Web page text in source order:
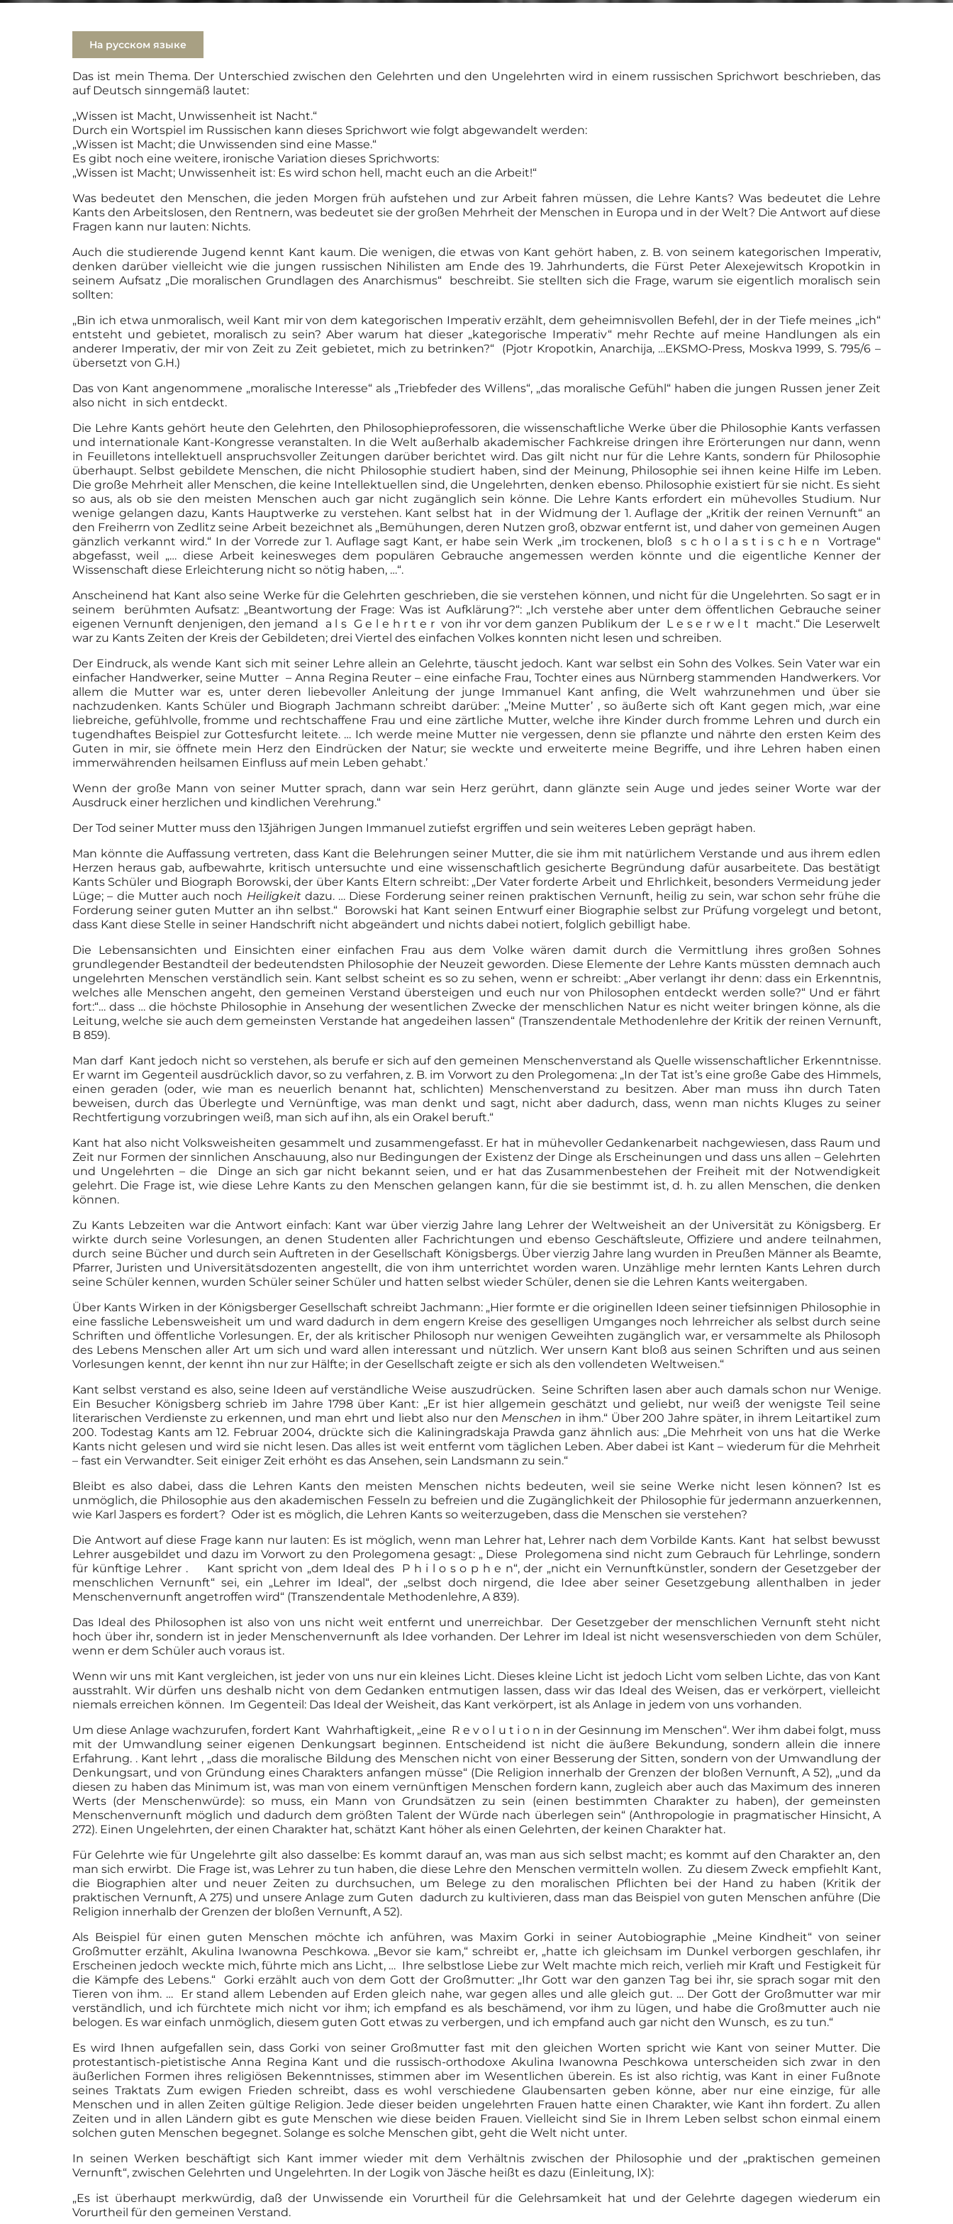
На русском языке
Das ist mein Thema. Der Unterschied zwischen den Gelehrten und den Ungelehrten wird in einem russischen Sprichwort beschrieben, das
auf Deutsch sinngemäß lautet:
„Wissen ist Macht, Unwissenheit ist Nacht.“
Durch ein Wortspiel im Russischen kann dieses Sprichwort wie folgt abgewandelt werden:
„Wissen ist Macht; die Unwissenden sind eine Masse.“
Es gibt noch eine weitere, ironische Variation dieses Sprichworts:
„Wissen ist Macht; Unwissenheit ist: Es wird schon hell, macht euch an die Arbeit!“
Was bedeutet den Menschen, die jeden Morgen früh aufstehen und zur Arbeit fahren müssen, die Lehre Kants? Was bedeutet die Lehre
Kants den Arbeitslosen, den Rentnern, was bedeutet sie der großen Mehrheit der Menschen in Europa und in der Welt? Die Antwort auf diese
Fragen kann nur lauten: Nichts.
Auch die studierende Jugend kennt Kant kaum. Die wenigen, die etwas von Kant gehört haben, z. B. von seinem kategorischen Imperativ,
denken darüber vielleicht wie die jungen russischen Nihilisten am Ende des 19. Jahrhunderts, die Fürst Peter Alexejewitsch Kropotkin in
seinem Aufsatz „Die moralischen Grundlagen des Anarchismus“ beschreibt. Sie stellten sich die Frage, warum sie eigentlich moralisch sein
sollten:
„Bin ich etwa unmoralisch, weil Kant mir von dem kategorischen Imperativ erzählt, dem geheimnisvollen Befehl, der in der Tiefe meines „ich“
entsteht und gebietet, moralisch zu sein? Aber warum hat dieser „kategorische Imperativ“ mehr Rechte auf meine Handlungen als ein
anderer Imperativ, der mir von Zeit zu Zeit gebietet, mich zu betrinken?“ (Pjotr Kropotkin, Anarchija, …EKSMO-Press, Moskva 1999, S. 795/6 –
übersetzt von G.H.)
Das von Kant angenommene „moralische Interesse“ als „Triebfeder des Willens“, „das moralische Gefühl“ haben die jungen Russen jener Zeit
also nicht in sich entdeckt.
Die Lehre Kants gehört heute den Gelehrten, den Philosophieprofessoren, die wissenschaftliche Werke über die Philosophie Kants verfassen
und internationale Kant-Kongresse veranstalten. In die Welt außerhalb akademischer Fachkreise dringen ihre Erörterungen nur dann, wenn
in Feuilletons intellektuell anspruchsvoller Zeitungen darüber berichtet wird. Das gilt nicht nur für die Lehre Kants, sondern für Philosophie
überhaupt. Selbst gebildete Menschen, die nicht Philosophie studiert haben, sind der Meinung, Philosophie sei ihnen keine Hilfe im Leben.
Die große Mehrheit aller Menschen, die keine Intellektuellen sind, die Ungelehrten, denken ebenso. Philosophie existiert für sie nicht. Es sieht
so aus, als ob sie den meisten Menschen auch gar nicht zugänglich sein könne. Die Lehre Kants erfordert ein mühevolles Studium. Nur
wenige gelangen dazu, Kants Hauptwerke zu verstehen. Kant selbst hat in der Widmung der 1. Auflage der „Kritik der reinen Vernunft“ an
den Freiherrn von Zedlitz seine Arbeit bezeichnet als „Bemühungen, deren Nutzen groß, obzwar entfernt ist, und daher von gemeinen Augen
gänzlich verkannt wird.“ In der Vorrede zur 1. Auflage sagt Kant, er habe sein Werk „im trockenen, bloß s c h o l a s t i s c h e n Vortrage“
abgefasst, weil „… diese Arbeit keinesweges dem populären Gebrauche angemessen werden könnte und die eigentliche Kenner der
Wissenschaft diese Erleichterung nicht so nötig haben, …“.
Anscheinend hat Kant also seine Werke für die Gelehrten geschrieben, die sie verstehen können, und nicht für die Ungelehrten. So sagt er in
seinem berühmten Aufsatz: „Beantwortung der Frage: Was ist Aufklärung?“: „Ich verstehe aber unter dem öffentlichen Gebrauche seiner
eigenen Vernunft denjenigen, den jemand a l s G e l e h r t e r von ihr vor dem ganzen Publikum der L e s e r w e l t macht.“ Die Leserwelt
war zu Kants Zeiten der Kreis der Gebildeten; drei Viertel des einfachen Volkes konnten nicht lesen und schreiben.
Der Eindruck, als wende Kant sich mit seiner Lehre allein an Gelehrte, täuscht jedoch. Kant war selbst ein Sohn des Volkes. Sein Vater war ein
einfacher Handwerker, seine Mutter – Anna Regina Reuter – eine einfache Frau, Tochter eines aus Nürnberg stammenden Handwerkers. Vor
allem die Mutter war es, unter deren liebevoller Anleitung der junge Immanuel Kant anfing, die Welt wahrzunehmen und über sie
nachzudenken. Kants Schüler und Biograph Jachmann schreibt darüber: „’Meine Mutter’ , so äußerte sich oft Kant gegen mich, ‚war eine
liebreiche, gefühlvolle, fromme und rechtschaffene Frau und eine zärtliche Mutter, welche ihre Kinder durch fromme Lehren und durch ein
tugendhaftes Beispiel zur Gottesfurcht leitete. … Ich werde meine Mutter nie vergessen, denn sie pflanzte und nährte den ersten Keim des
Guten in mir, sie öffnete mein Herz den Eindrücken der Natur; sie weckte und erweiterte meine Begriffe, und ihre Lehren haben einen
immerwährenden heilsamen Einfluss auf mein Leben gehabt.’
Wenn der große Mann von seiner Mutter sprach, dann war sein Herz gerührt, dann glänzte sein Auge und jedes seiner Worte war der
Ausdruck einer herzlichen und kindlichen Verehrung.“
Der Tod seiner Mutter muss den 13jährigen Jungen Immanuel zutiefst ergriffen und sein weiteres Leben geprägt haben.
Man könnte die Auffassung vertreten, dass Kant die Belehrungen seiner Mutter, die sie ihm mit natürlichem Verstande und aus ihrem edlen
Herzen heraus gab, aufbewahrte, kritisch untersuchte und eine wissenschaftlich gesicherte Begründung dafür ausarbeitete. Das bestätigt
Kants Schüler und Biograph Borowski, der über Kants Eltern schreibt: „Der Vater forderte Arbeit und Ehrlichkeit, besonders Vermeidung jeder
Lüge; – die Mutter auch noch Heiligkeitdazu. … Diese Forderung seiner reinen praktischen Vernunft, heilig zu sein, war schon sehr frühe die
Forderung seiner guten Mutter an ihn selbst.“ Borowski hat Kant seinen Entwurf einer Biographie selbst zur Prüfung vorgelegt und betont,
dass Kant diese Stelle in seiner Handschrift nicht abgeändert und nichts dabei notiert, folglich gebilligt habe.
Die Lebensansichten und Einsichten einer einfachen Frau aus dem Volke wären damit durch die Vermittlung ihres großen Sohnes
grundlegender Bestandteil der bedeutendsten Philosophie der Neuzeit geworden. Diese Elemente der Lehre Kants müssten demnach auch
ungelehrten Menschen verständlich sein. Kant selbst scheint es so zu sehen, wenn er schreibt: „Aber verlangt ihr denn: dass ein Erkenntnis,
welches alle Menschen angeht, den gemeinen Verstand übersteigen und euch nur von Philosophen entdeckt werden solle?“ Und er fährt
fort:“… dass … die höchste Philosophie in Ansehung der wesentlichen Zwecke der menschlichen Natur es nicht weiter bringen könne, als die
Leitung, welche sie auch dem gemeinsten Verstande hat angedeihen lassen“ (Transzendentale Methodenlehre der Kritik der reinen Vernunft,
B 859).
Man darf Kant jedoch nicht so verstehen, als berufe er sich auf den gemeinen Menschenverstand als Quelle wissenschaftlicher Erkenntnisse.
Er warnt im Gegenteil ausdrücklich davor, so zu verfahren, z. B. im Vorwort zu den Prolegomena: „In der Tat ist’s eine große Gabe des Himmels,
einen geraden (oder, wie man es neuerlich benannt hat, schlichten) Menschenverstand zu besitzen. Aber man muss ihn durch Taten
beweisen, durch das Überlegte und Vernünftige, was man denkt und sagt, nicht aber dadurch, dass, wenn man nichts Kluges zu seiner
Rechtfertigung vorzubringen weiß, man sich auf ihn, als ein Orakel beruft.“
Kant hat also nicht Volksweisheiten gesammelt und zusammengefasst. Er hat in mühevoller Gedankenarbeit nachgewiesen, dass Raum und
Zeit nur Formen der sinnlichen Anschauung, also nur Bedingungen der Existenz der Dinge als Erscheinungen und dass uns allen – Gelehrten
und Ungelehrten – die Dinge an sich gar nicht bekannt seien, und er hat das Zusammenbestehen der Freiheit mit der Notwendigkeit
gelehrt. Die Frage ist, wie diese Lehre Kants zu den Menschen gelangen kann, für die sie bestimmt ist, d. h. zu allen Menschen, die denken
können.
Zu Kants Lebzeiten war die Antwort einfach: Kant war über vierzig Jahre lang Lehrer der Weltweisheit an der Universität zu Königsberg. Er
wirkte durch seine Vorlesungen, an denen Studenten aller Fachrichtungen und ebenso Geschäftsleute, Offiziere und andere teilnahmen,
durch seine Bücher und durch sein Auftreten in der Gesellschaft Königsbergs. Über vierzig Jahre lang wurden in Preußen Männer als Beamte,
Pfarrer, Juristen und Universitätsdozenten angestellt, die von ihm unterrichtet worden waren. Unzählige mehr lernten Kants Lehren durch
seine Schüler kennen, wurden Schüler seiner Schüler und hatten selbst wieder Schüler, denen sie die Lehren Kants weitergaben.
Über Kants Wirken in der Königsberger Gesellschaft schreibt Jachmann: „Hier formte er die originellen Ideen seiner tiefsinnigen Philosophie in
eine fassliche Lebensweisheit um und ward dadurch in dem engern Kreise des geselligen Umganges noch lehrreicher als selbst durch seine
Schriften und öffentliche Vorlesungen. Er, der als kritischer Philosoph nur wenigen Geweihten zugänglich war, er versammelte als Philosoph
des Lebens Menschen aller Art um sich und ward allen interessant und nützlich. Wer unsern Kant bloß aus seinen Schriften und aus seinen
Vorlesungen kennt, der kennt ihn nur zur Hälfte; in der Gesellschaft zeigte er sich als den vollendeten Weltweisen.“
Kant selbst verstand es also, seine Ideen auf verständliche Weise auszudrücken. Seine Schriften lasen aber auch damals schon nur Wenige.
Ein Besucher Königsberg schrieb im Jahre 1798 über Kant: „Er ist hier allgemein geschätzt und geliebt, nur weiß der wenigste Teil seine
literarischen Verdienste zu erkennen, und man ehrt und liebt also nur den Menschen in ihm.“ Über 200 Jahre später, in ihrem Leitartikel zum
200. Todestag Kants am 12. Februar 2004, drückte sich die Kaliningradskaja Prawda ganz ähnlich aus: „Die Mehrheit von uns hat die Werke
Kants nicht gelesen und wird sie nicht lesen. Das alles ist weit entfernt vom täglichen Leben. Aber dabei ist Kant – wiederum für die Mehrheit
– fast ein Verwandter. Seit einiger Zeit erhöht es das Ansehen, sein Landsmann zu sein.“
Bleibt es also dabei, dass die Lehren Kants den meisten Menschen nichts bedeuten, weil sie seine Werke nicht lesen können? Ist es
unmöglich, die Philosophie aus den akademischen Fesseln zu befreien und die Zugänglichkeit der Philosophie für jedermann anzuerkennen,
wie Karl Jaspers es fordert? Oder ist es möglich, die Lehren Kants so weiterzugeben, dass die Menschen sie verstehen?
Die Antwort auf diese Frage kann nur lauten: Es ist möglich, wenn man Lehrer hat, Lehrer nach dem Vorbilde Kants. Kant hat selbst bewusst
Lehrer ausgebildet und dazu im Vorwort zu den Prolegomena gesagt: „ Diese Prolegomena sind nicht zum Gebrauch für Lehrlinge, sondern
für künftige Lehrer . Kant spricht von „dem Ideal des P h i l o s o p h e n“, der „nicht ein Vernunftkünstler, sondern der Gesetzgeber der
menschlichen Vernunft“ sei, ein „Lehrer im Ideal“, der „selbst doch nirgend, die Idee aber seiner Gesetzgebung allenthalben in jeder
Menschenvernunft angetroffen wird“ (Transzendentale Methodenlehre, A 839).
Das Ideal des Philosophen ist also von uns nicht weit entfernt und unerreichbar. Der Gesetzgeber der menschlichen Vernunft steht nicht
hoch über ihr, sondern ist in jeder Menschenvernunft als Idee vorhanden. Der Lehrer im Ideal ist nicht wesensverschieden von dem Schüler,
wenn er dem Schüler auch voraus ist.
Wenn wir uns mit Kant vergleichen, ist jeder von uns nur ein kleines Licht. Dieses kleine Licht ist jedoch Licht vom selben Lichte, das von Kant
ausstrahlt. Wir dürfen uns deshalb nicht von dem Gedanken entmutigen lassen, dass wir das Ideal des Weisen, das er verkörpert, vielleicht
niemals erreichen können. Im Gegenteil: Das Ideal der Weisheit, das Kant verkörpert, ist als Anlage in jedem von uns vorhanden.
Um diese Anlage wachzurufen, fordert Kant Wahrhaftigkeit, „eine R e v o l u t i o n in der Gesinnung im Menschen“. Wer ihm dabei folgt, muss
mit der Umwandlung seiner eigenen Denkungsart beginnen. Entscheidend ist nicht die äußere Bekundung, sondern allein die innere
Erfahrung. . Kant lehrt , „dass die moralische Bildung des Menschen nicht von einer Besserung der Sitten, sondern von der Umwandlung der
Denkungsart, und von Gründung eines Charakters anfangen müsse“ (Die Religion innerhalb der Grenzen der bloßen Vernunft, A 52), „und da
diesen zu haben das Minimum ist, was man von einem vernünftigen Menschen fordern kann, zugleich aber auch das Maximum des inneren
Werts (der Menschenwürde): so muss, ein Mann von Grundsätzen zu sein (einen bestimmten Charakter zu haben), der gemeinsten
Menschenvernunft möglich und dadurch dem größten Talent der Würde nach überlegen sein“ (Anthropologie in pragmatischer Hinsicht, A
272). Einen Ungelehrten, der einen Charakter hat, schätzt Kant höher als einen Gelehrten, der keinen Charakter hat.
Für Gelehrte wie für Ungelehrte gilt also dasselbe: Es kommt darauf an, was man aus sich selbst macht; es kommt auf den Charakter an, den
man sich erwirbt. Die Frage ist, was Lehrer zu tun haben, die diese Lehre den Menschen vermitteln wollen. Zu diesem Zweck empfiehlt Kant,
die Biographien alter und neuer Zeiten zu durchsuchen, um Belege zu den moralischen Pflichten bei der Hand zu haben (Kritik der
praktischen Vernunft, A 275) und unsere Anlage zum Guten dadurch zu kultivieren, dass man das Beispiel von guten Menschen anführe (Die
Religion innerhalb der Grenzen der bloßen Vernunft, A 52).
Als Beispiel für einen guten Menschen möchte ich anführen, was Maxim Gorki in seiner Autobiographie „Meine Kindheit“ von seiner
Großmutter erzählt, Akulina Iwanowna Peschkowa. „Bevor sie kam,“ schreibt er, „hatte ich gleichsam im Dunkel verborgen geschlafen, ihr
Erscheinen jedoch weckte mich, führte mich ans Licht, … Ihre selbstlose Liebe zur Welt machte mich reich, verlieh mir Kraft und Festigkeit für
die Kämpfe des Lebens.“ Gorki erzählt auch von dem Gott der Großmutter: „Ihr Gott war den ganzen Tag bei ihr, sie sprach sogar mit den
Tieren von ihm. … Er stand allem Lebenden auf Erden gleich nahe, war gegen alles und alle gleich gut. … Der Gott der Großmutter war mir
verständlich, und ich fürchtete mich nicht vor ihm; ich empfand es als beschämend, vor ihm zu lügen, und habe die Großmutter auch nie
belogen. Es war einfach unmöglich, diesem guten Gott etwas zu verbergen, und ich empfand auch gar nicht den Wunsch, es zu tun.“
Es wird Ihnen aufgefallen sein, dass Gorki von seiner Großmutter fast mit den gleichen Worten spricht wie Kant von seiner Mutter. Die
protestantisch-pietistische Anna Regina Kant und die russisch-orthodoxe Akulina Iwanowna Peschkowa unterscheiden sich zwar in den
äußerlichen Formen ihres religiösen Bekenntnisses, stimmen aber im Wesentlichen überein. Es ist also richtig, was Kant in einer Fußnote
seines Traktats Zum ewigen Frieden schreibt, dass es wohl verschiedene Glaubensarten geben könne, aber nur eine einzige, für alle
Menschen und in allen Zeiten gültige Religion. Jede dieser beiden ungelehrten Frauen hatte einen Charakter, wie Kant ihn fordert. Zu allen
Zeiten und in allen Ländern gibt es gute Menschen wie diese beiden Frauen. Vielleicht sind Sie in Ihrem Leben selbst schon einmal einem
solchen guten Menschen begegnet. Solange es solche Menschen gibt, geht die Welt nicht unter.
In seinen Werken beschäftigt sich Kant immer wieder mit dem Verhältnis zwischen der Philosophie und der „praktischen gemeinen
Vernunft“, zwischen Gelehrten und Ungelehrten. In der Logik von Jäsche heißt es dazu (Einleitung, IX):
„Es ist überhaupt merkwürdig, daß der Unwissende ein Vorurtheil für die Gelehrsamkeit hat und der Gelehrte dagegen wiederum ein
Vorurtheil für den gemeinen Verstand.